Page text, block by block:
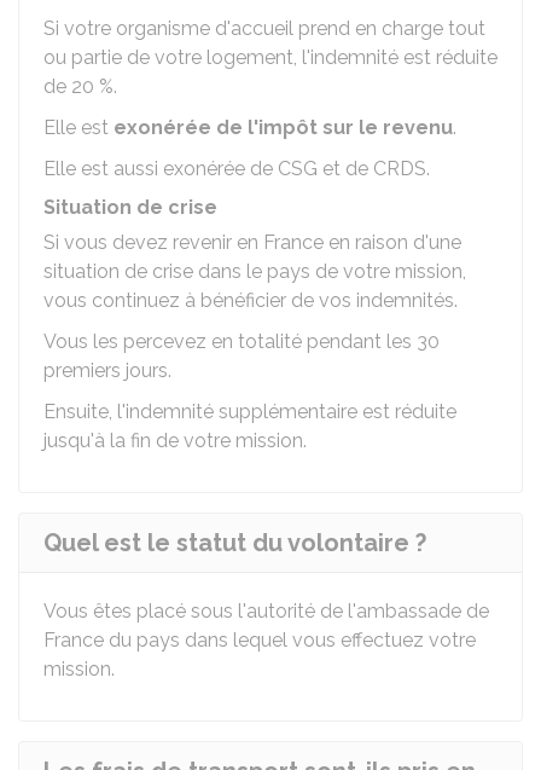
Si votre organisme d'accueil prend en charge tout
ou partie de votre logement, l'indemnité est réduite
de 20 %.
Elle est exonérée de l'impôt sur le revenu.
Elle est aussi exonérée de CSG et de CRDS.
Situation de crise
Si vous devez revenir en France en raison d'une
situation de crise dans le pays de votre mission,
vous continuez à bénéficier de vos indemnités.
Vous les percevez en totalité pendant les 30
premiers jours.
Ensuite, l'indemnité supplémentaire est réduite
jusqu'à la fin de votre mission.
Quel est le statut du volontaire ?
Vous êtes placé sous l'autorité de l'ambassade de
France du pays dans lequel vous effectuez votre
mission.